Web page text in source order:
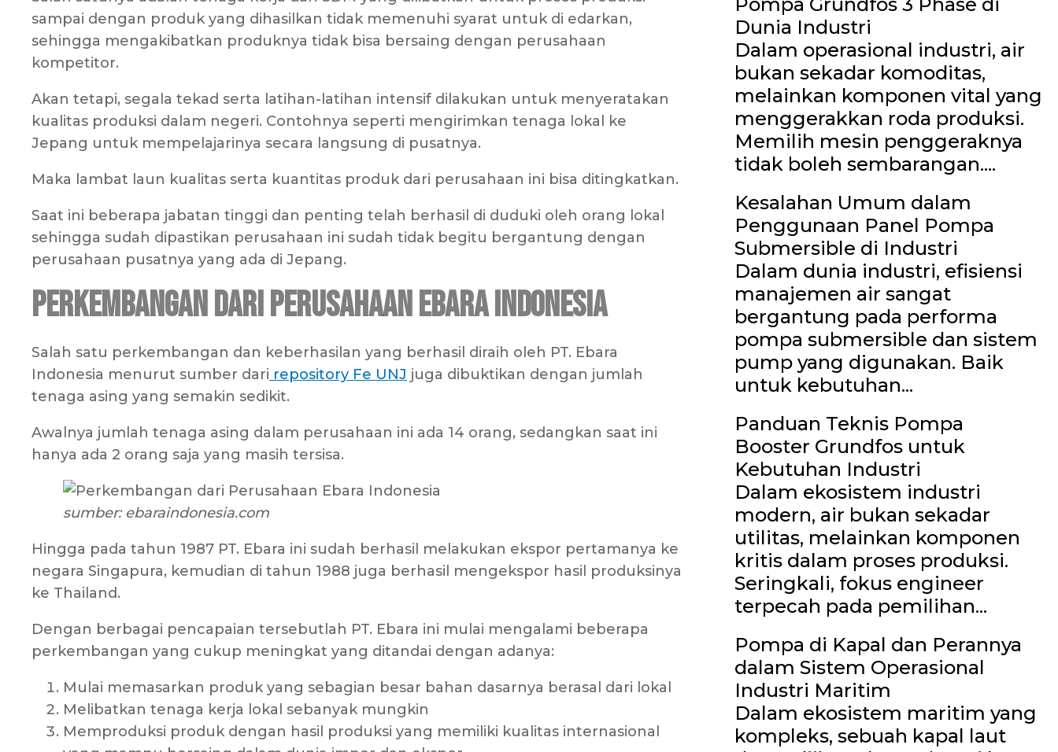
sampai dengan produk yang dihasilkan tidak memenuhi syarat untuk di edarkan,
sehingga mengakibatkan produknya tidak bisa bersaing dengan perusahaan
kompetitor.
Akan tetapi, segala tekad serta latihan-latihan intensif dilakukan untuk menyeratakan
kualitas produksi dalam negeri. Contohnya seperti mengirimkan tenaga lokal ke
Jepang untuk mempelajarinya secara langsung di pusatnya.
Maka lambat laun kualitas serta kuantitas produk dari perusahaan ini bisa ditingkatkan.
Saat ini beberapa jabatan tinggi dan penting telah berhasil di duduki oleh orang lokal
sehingga sudah dipastikan perusahaan ini sudah tidak begitu bergantung dengan
perusahaan pusatnya yang ada di Jepang.
Perkembangan dari Perusahaan Ebara Indonesia
Salah satu perkembangan dan keberhasilan yang berhasil diraih oleh PT. Ebara
Indonesia menurut sumber dari repository Fe UNJ juga dibuktikan dengan jumlah
tenaga asing yang semakin sedikit.
Awalnya jumlah tenaga asing dalam perusahaan ini ada 14 orang, sedangkan saat ini
hanya ada 2 orang saja yang masih tersisa.
sumber: ebaraindonesia.com
Hingga pada tahun 1987 PT. Ebara ini sudah berhasil melakukan ekspor pertamanya ke
negara Singapura, kemudian di tahun 1988 juga berhasil mengekspor hasil produksinya
ke Thailand.
Dengan berbagai pencapaian tersebutlah PT. Ebara ini mulai mengalami beberapa
perkembangan yang cukup meningkat yang ditandai dengan adanya:
Mulai memasarkan produk yang sebagian besar bahan dasarnya berasal dari lokal
Melibatkan tenaga kerja lokal sebanyak mungkin
Memproduksi produk dengan hasil produksi yang memiliki kualitas internasional
Dunia Industri
Dalam operasional industri, air
bukan sekadar komoditas,
melainkan komponen vital yang
menggerakkan roda produksi.
Memilih mesin penggeraknya
tidak boleh sembarangan....
Kesalahan Umum dalam
Penggunaan Panel Pompa
Submersible di Industri
Dalam dunia industri, efisiensi
manajemen air sangat
bergantung pada performa
pompa submersible dan sistem
pump yang digunakan. Baik
untuk kebutuhan...
Panduan Teknis Pompa
Booster Grundfos untuk
Kebutuhan Industri
Dalam ekosistem industri
modern, air bukan sekadar
utilitas, melainkan komponen
kritis dalam proses produksi.
Seringkali, fokus engineer
terpecah pada pemilihan...
Pompa di Kapal dan Perannya
dalam Sistem Operasional
Industri Maritim
Dalam ekosistem maritim yang
kompleks, sebuah kapal laut